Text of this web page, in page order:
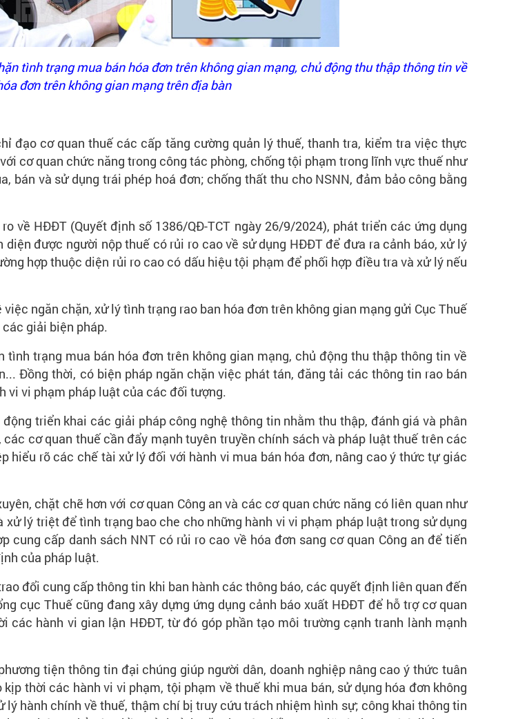
tình trạng mua bán hóa đơn trên không gian mạng, chủ động thu thập thông tin về
đơn trên không gian mạng trên địa bàn
đạo cơ quan thuế các cấp tăng cường quản lý thuế, thanh tra, kiểm tra việc thực
cơ quan chức năng trong công tác phòng, chống tội phạm trong lĩnh vực thuế như
và sử dụng trái phép hoá đơn; chống thất thu cho NSNN, đảm bảo công bằng
về HĐĐT (Quyết định số 1386/QĐ-TCT ngày 26/9/2024), phát triển các ứng dụng
được người nộp thuế có rủi ro cao về sử dụng HĐĐT để đưa ra cảnh báo, xử lý
hợp thuộc diện rủi ro cao có dấu hiệu tội phạm để phối hợp điều tra và xử lý nếu
ngăn chặn, xử lý tình trạng rao ban hóa đơn trên không gian mạng gửi Cục Thuế
giải biện pháp.
trạng mua bán hóa đơn trên không gian mạng, chủ động thu thập thông tin về
Đồng thời, có biện pháp ngăn chặn việc phát tán, đăng tải các thông tin rao bán
vi vi phạm pháp luật của các đối tượng.
triển khai các giải pháp công nghệ thông tin nhằm thu thập, đánh giá và phân
cơ quan thuế cần đẩy mạnh tuyên truyền chính sách và pháp luật thuế trên các
hiểu rõ các chế tài xử lý đối với hành vi mua bán hóa đơn, nâng cao ý thức tự giác
chặt chẽ hơn với cơ quan Công an và các cơ quan chức năng có liên quan như
lý triệt để tình trạng bao che cho những hành vi vi phạm pháp luật trong sử dụng
cung cấp danh sách NNT có rủi ro cao về hóa đơn sang cơ quan Công an để tiến
của pháp luật.
đổi cung cấp thông tin khi ban hành các thông báo, các quyết định liên quan đến
cục Thuế cũng đang xây dựng ứng dụng cảnh báo xuất HĐĐT để hỗ trợ cơ quan
các hành vi gian lận HĐĐT, từ đó góp phần tạo môi trường cạnh tranh lành mạnh
tiện thông tin đại chúng giúp người dân, doanh nghiệp nâng cao ý thức tuân
thời các hành vi vi phạm, tội phạm về thuế khi mua bán, sử dụng hóa đơn không
hành chính về thuế, thậm chí bị truy cứu trách nhiệm hình sự; công khai thông tin